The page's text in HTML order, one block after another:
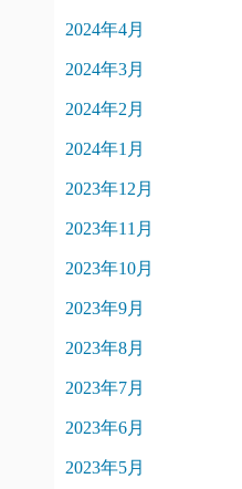
2024年4月
2024年3月
2024年2月
2024年1月
2023年12月
2023年11月
2023年10月
2023年9月
2023年8月
2023年7月
2023年6月
2023年5月